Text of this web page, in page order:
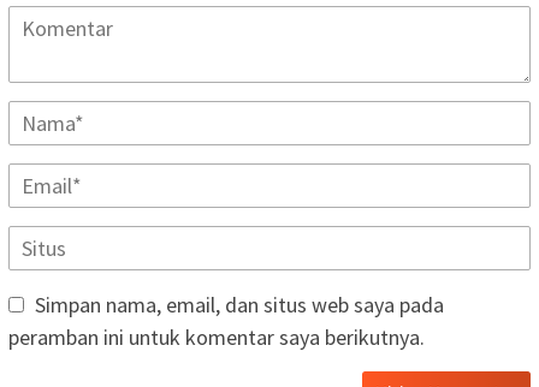
Simpan nama, email, dan situs web saya pada
peramban ini untuk komentar saya berikutnya.